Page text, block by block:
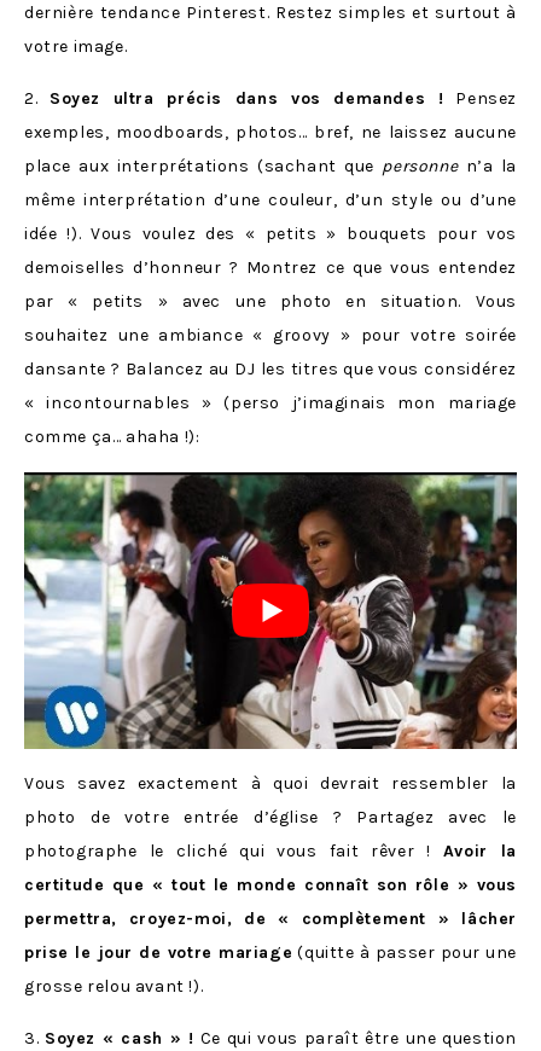
dernière tendance Pinterest. Restez simples et surtout à
votre image.
2. Soyez ultra précis dans vos demandes ! Pensez
exemples, moodboards, photos… bref, ne laissez aucune
place aux interprétations (sachant que personnen’a la
même interprétation d’une couleur, d’un style ou d’une
idée !). Vous voulez des « petits » bouquets pour vos
demoiselles d’honneur ? Montrez ce que vous entendez
par « petits » avec une photo en situation. Vous
souhaitez une ambiance « groovy » pour votre soirée
dansante ? Balancez au DJ les titres que vous considérez
« incontournables » (perso j’imaginais mon mariage
comme ça… ahaha !):
Vous savez exactement à quoi devrait ressembler la
photo de votre entrée d’église ? Partagez avec le
photographe le cliché qui vous fait rêver ! Avoir la
certitude que « tout le monde connaît son rôle » vous
permettra, croyez-moi, de « complètement » lâcher
prise le jour de votre mariage (quitte à passer pour une
grosse relou avant !).
3. Soyez « cash » ! Ce qui vous paraît être une question